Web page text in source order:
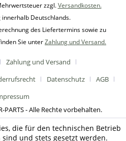
zzgl.Versandkosten.
Deutschlands.
des Liefertermins sowie zu
Sie unterZahlung und Versand.
Zahlung und Versand
Datenschutz
AGB
PARTS - Alle Rechte vorbehalten.
die für den technischen Betrieb
und stets gesetzt werden.